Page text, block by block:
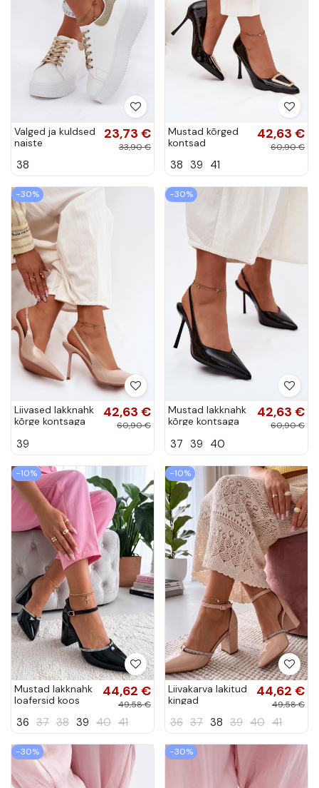
Valged ja kuldsed
naiste
platvormiga
Calinae
23,73 €
33,90 €
38
Mustad kõrged
kontsad
kuldsete
Paivelle
42,63 €
60,90 €
38 39 41
−30%
Liivased lakknahk
kõrge kontsaga
kunstnahast
42,63 €
60,90 €
39
−30%
Mustad lakknahk
kõrge kontsaga
kunstnahast
42,63 €
60,90 €
37 39 40
−10%
Mustad lakknahk
loafersid koos
Victoria
44,62 €
49,58 €
36 37 38 39 40 41
−10%
Liivakarva lakitud
kingad
Victoria
44,62 €
49,58 €
36 37 38 39 40 41
−30% −30%